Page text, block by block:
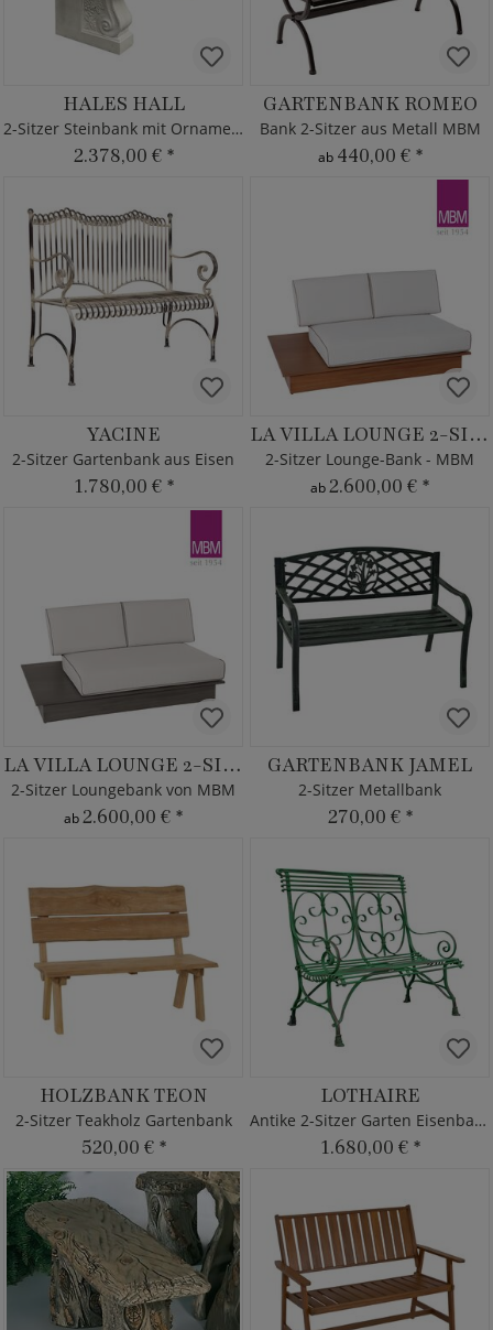
HALES HALL
2-Sitzer Steinbank mit Ornamenten
2.378,00 € *
GARTENBANK ROMEO
Bank 2-Sitzer aus Metall MBM
ab 440,00 € *
YACINE
2-Sitzer Gartenbank aus Eisen
1.780,00 € *
LA VILLA LOUNGE 2-SITZER
2-Sitzer Lounge-Bank - MBM
ab2.600,00 € *
LA VILLA LOUNGE 2-SITZER
2-Sitzer Loungebank von MBM
ab2.600,00 € *
GARTENBANK JAMEL
2-Sitzer Metallbank
270,00 € *
HOLZBANK TEON
2-Sitzer Teakholz Gartenbank
520,00 € *
LOTHAIRE
Antike 2-Sitzer Garten Eisenbank rostfrei
1.680,00 € *